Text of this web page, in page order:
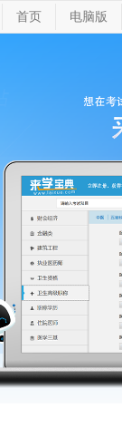
首页 电脑版